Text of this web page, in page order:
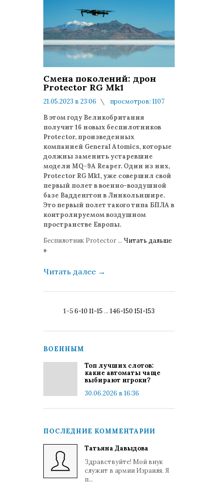
Смена поколений: дрон
Protector RG Mk1
21.05.2023 в 23:06
просмотров: 1107
В этом году Великобритания
получит 16 новых беспилотников
Protector, произведенных
компанией General Atomics, которые
должны заменить устаревшие
модели MQ-9A Reaper. Один из них,
Protector RG Mk1, уже совершил свой
первый полет в военно-воздушной
базе Вадденгтон в Линкольншире.
Это первый полет такого типа БПЛА в
контролируемом воздушном
пространстве Европы.
Беспилотник Protector ... Читать дальше
»
Читать далее →
1-56-10 11-15 ... 146-150 151-153
ВОЕННЫМ
Топ лучших слотов:
какие автоматы чаще
выбирают игроки?
30.06.2026 в 16:36
ПОСЛЕДНИЕ КОММЕНТАРИИ
Татьяна Давыдова
Здравствуйте! Мой внук
служит в армии Израиля. Я
п...